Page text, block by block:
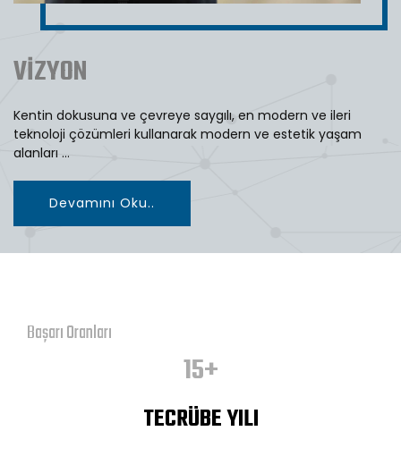
MİSYON
Kaliteden asla ödün vermeyen anlayışımızla, Türk
mimarisine değer katarak, bu yolda Türk tasarımcılarıyla
yolumuza deva...
Devamını Oku..
Başarı Oranları
15+
TECRÜBE YILI